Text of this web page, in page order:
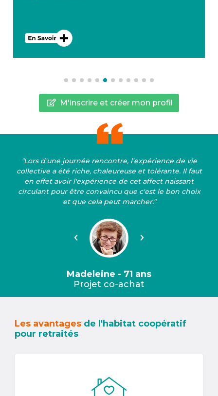
M'inscrire et créer mon profil
"Lors d'une journée rencontre, l'expérience de vie
collective a été riche, chaleureuse et tolérante. Il faut
en effet avoir l'expérience de cet affect naissant
circulant pour être convaincu que c'est le bon choix
et que cela peut marcher."
Précédent Suivant
Madeleine - 71 ans
Projet co-achat
Les avantages de l'habitat coopératif
pour retraités